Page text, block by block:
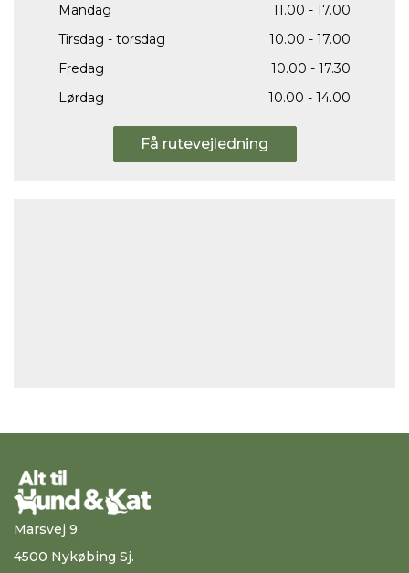
Mandag
11.00 - 17.00
Tirsdag - torsdag
10.00 - 17.00
Fredag
10.00 - 17.30
Lørdag
10.00 - 14.00
Få rutevejledning
Marsvej 9
4500 Nykøbing Sj.